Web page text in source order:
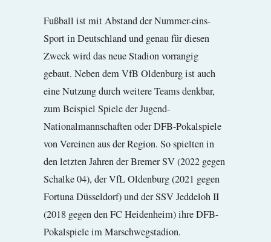
Fußball ist mit Abstand der Nummer-eins-
Sport in Deutschland und genau für diesen
Zweck wird das neue Stadion vorrangig
gebaut. Neben dem VfB Oldenburg ist auch
eine Nutzung durch weitere Teams denkbar,
zum Beispiel Spiele der Jugend-
Nationalmannschaften oder DFB-Pokalspiele
von Vereinen aus der Region. So spielten in
den letzten Jahren der Bremer SV (2022 gegen
Schalke 04), der VfL Oldenburg (2021 gegen
Fortuna Düsseldorf) und der SSV Jeddeloh II
(2018 gegen den FC Heidenheim) ihre DFB-
Pokalspiele im Marschwegstadion.